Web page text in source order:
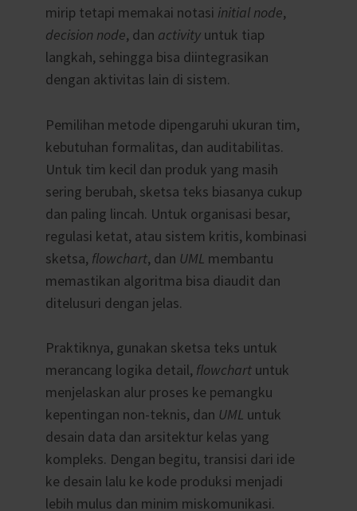
mirip tetapi memakai notasi initial node,
decision node, dan activityuntuk tiap
langkah, sehingga bisa diintegrasikan
dengan aktivitas lain di sistem.
Pemilihan metode dipengaruhi ukuran tim,
kebutuhan formalitas, dan auditabilitas.
Untuk tim kecil dan produk yang masih
sering berubah, sketsa teks biasanya cukup
dan paling lincah. Untuk organisasi besar,
regulasi ketat, atau sistem kritis, kombinasi
sketsa, flowchart, dan UML membantu
memastikan algoritma bisa diaudit dan
ditelusuri dengan jelas.
Praktiknya, gunakan sketsa teks untuk
merancang logika detail, flowchartuntuk
menjelaskan alur proses ke pemangku
kepentingan non-teknis, dan UML untuk
desain data dan arsitektur kelas yang
kompleks. Dengan begitu, transisi dari ide
ke desain lalu ke kode produksi menjadi
lebih mulus dan minim miskomunikasi.